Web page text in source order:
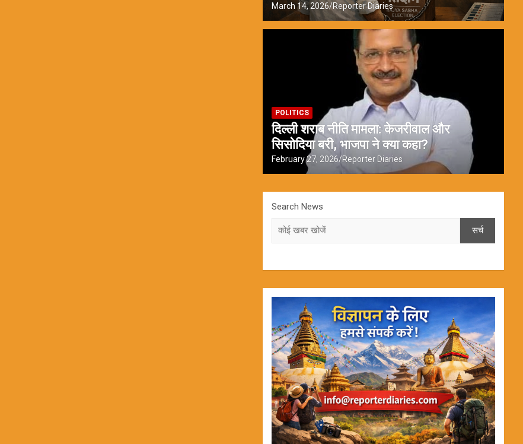
March 14, 2026 Reporter Diaries
POLITICS
दिल्ली शराब नीति मामला: केजरीवाल और
सिसोदिया बरी, भाजपा ने क्या कहा?
February 27, 2026 Reporter Diaries
Search News
सर्च